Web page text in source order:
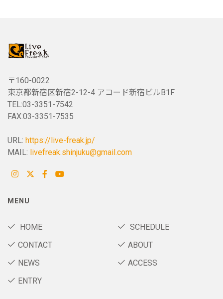
〒160-0022
東京都新宿区新宿2-12-4 アコード新宿ビルB1F
TEL:03-3351-7542
FAX:03-3351-7535
URL: https://live-freak.jp/
MAIL: livefreak.shinjuku@gmail.com
MENU
HOME
SCHEDULE
CONTACT
ABOUT
NEWS
ACCESS
ENTRY